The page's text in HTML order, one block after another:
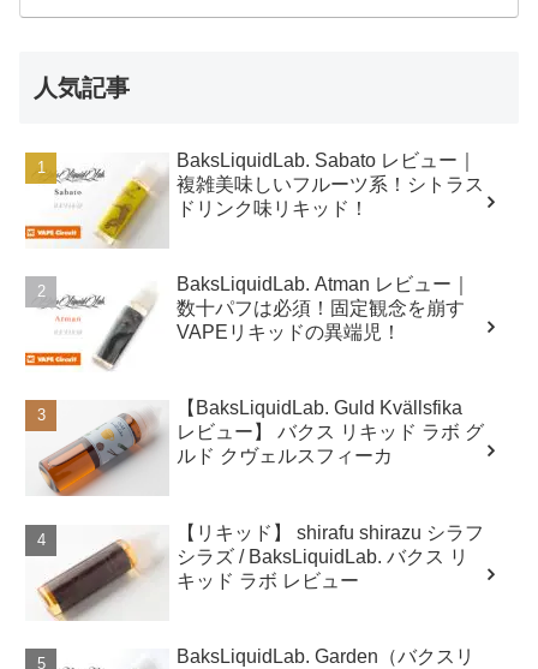
人気記事
BaksLiquidLab. Sabato レビュー｜
複雑美味しいフルーツ系！シトラス
ドリンク味リキッド！
BaksLiquidLab. Atman レビュー｜
数十パフは必須！固定観念を崩す
VAPEリキッドの異端児！
【BaksLiquidLab. Guld Kvällsfika
レビュー】 バクス リキッド ラボ グ
ルド クヴェルスフィーカ
【リキッド】 shirafu shirazu シラフ
シラズ / BaksLiquidLab. バクス リ
キッド ラボ レビュー
BaksLiquidLab. Garden（バクスリ